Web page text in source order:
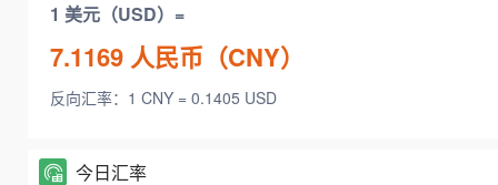
1 美元（USD）=
7.1169 人民币（CNY）
反向汇率：1 CNY = 0.1405 USD
今日汇率